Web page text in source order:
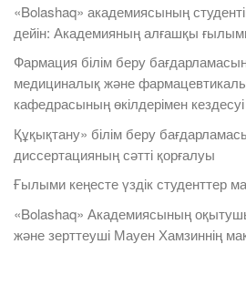
«Bolashaq» академиясының
дейін: Академияның алғашқы ғылыми
Фармация білім беру
медициналық және
кафедрасының өкілдерімен кездесуі
Құқықтану» білім беру
диссертацияның сәтті қорғалуы
Ғылыми кеңесте үздік студенттер
«Bolashaq» Академиясының
және зерттеуші Мауен Хамзиннің